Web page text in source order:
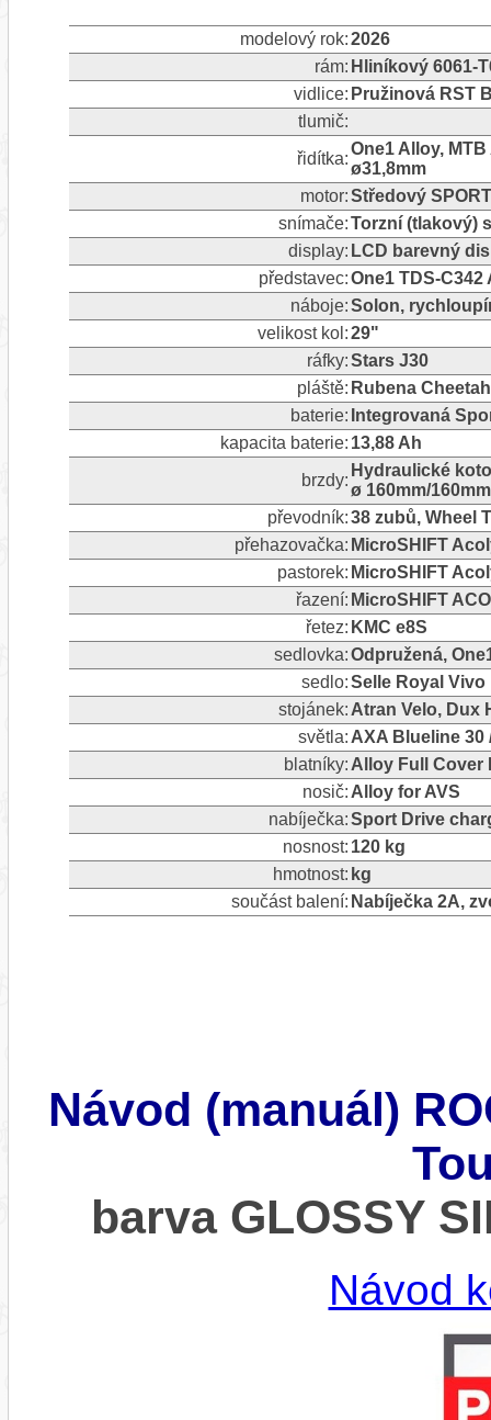
modelový rok:2026
rám: Hliníkový 6061-
vidlice: Pružinová RST
tlumič:
řidítka:
One1 Alloy, MTB
ø31,8mm
motor:Středový
snímače:Torzní (tlakový)
display: LCD barevný
představec:One1 TDS-C342
náboje:Solon,
velikost kol:29"
ráfky:Stars J30
pláště: Rubena
baterie: Integrovaná
kapacita baterie: 13,88 Ah
brzdy:
Hydraulické
ø 160mm/160mm
převodník:38 zubů, Wheel
přehazovačka: MicroSHIFT
pastorek: MicroSHIFT
řazení: MicroSHIFT
řetez: KMC e8S
sedlovka:Odpružená,
sedlo:Selle Royal Vivo
stojánek: Atran Velo, Dux
světla: AXA Blueline 30
blatníky: Alloy Full Cover
nosič: Alloy for AVS
nabíječka:Sport Drive
nosnost: 120 kg
hmotnost: kg
součást balení: Nabíječka 2A,
Návod (manuál)
barva GLOSSY
Návod